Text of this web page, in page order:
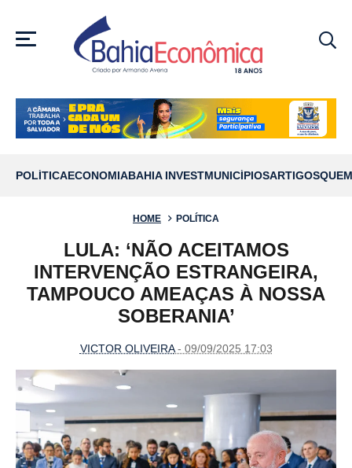
MENU
POLÍTICAECONOMIABAHIA INVESTMUNICÍPIOSARTIGOS
HOME POLÍTICA
LULA: ‘NÃO ACEITAMOS
INTERVENÇÃO ESTRANGEIRA,
TAMPOUCO AMEAÇAS À NOSSA
SOBERANIA’
VICTOR OLIVEIRA- 09/09/2025 17:03